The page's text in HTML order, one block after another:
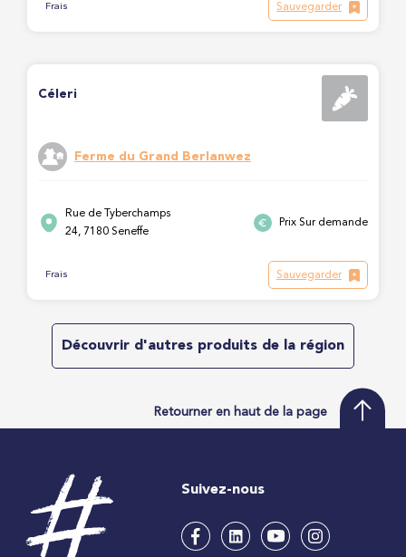
Frais Sauvegarder
Céleri
Ferme du Grand Berlanwez
Rue de Tyberchamps
24, 7180 Seneffe
Prix Sur demande
Frais Sauvegarder
Découvrir d'autres produits de la région
Retourner en haut de la page
Suivez-nous